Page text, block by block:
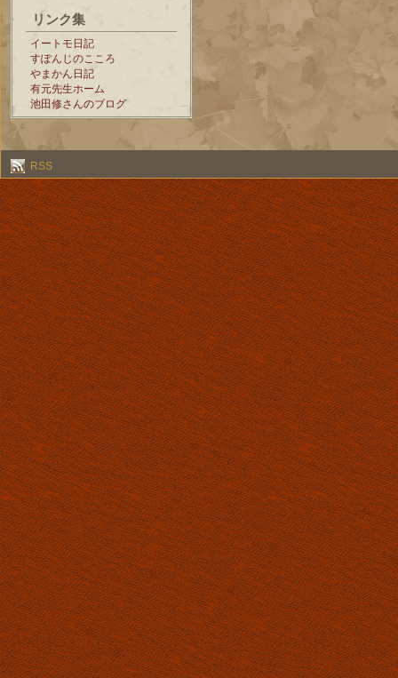
リンク集
イートモ日記
すぽんじのこころ
やまかん日記
有元先生ホーム
池田修さんのブログ
RSS